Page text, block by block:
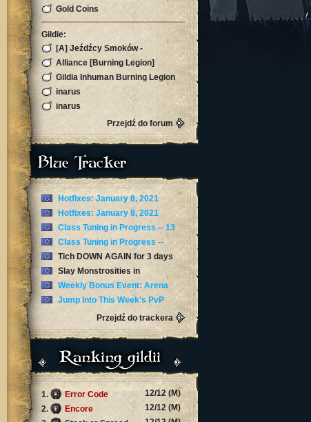
Gold Coins
Gildie:
[A] Jeźdźcy Smoków -
Silvermoon
Alliance [Burning Legion]
Gildia Inhuman Burning Legion
Horda Zapraszamy
inarus
inarus
Przejdź do forum
Blue Tracker
Hotfixes: January 8, 2021
Hotfixes: January 8, 2021
Class Tuning in Progress -- 13
JanuaryClass Tuning in Progress --
January 12
Tich DOWN AGAIN for 3 days
now Slay Monstrosities in
Torghast’s Twisting Corridors
Weekly Bonus Event: Arena
Skirmishes
Jump Into This Week's PvP
Przejdź do trackera
Ranking gildii
1. Error Code
12/12 (M)
2.
Encore
12/12 (M)